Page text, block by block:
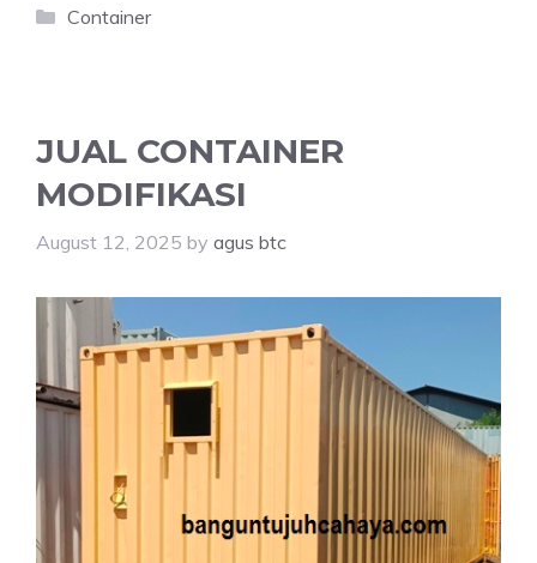
Categories
Container
JUAL CONTAINER
MODIFIKASI
August 12, 2025 by agus btc